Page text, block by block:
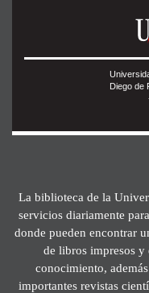
Diego de
La biblioteca de la
servicios diariamente
donde pueden encontrar
de libros impresos y
conocimiento,
importantes revistas